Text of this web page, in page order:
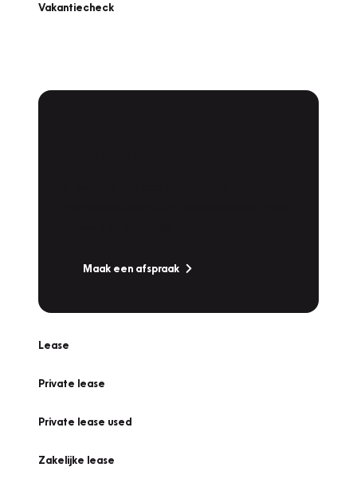
Vakantiecheck
Maak een afspraak
Lease
Private lease
Private lease used
Zakelijke lease